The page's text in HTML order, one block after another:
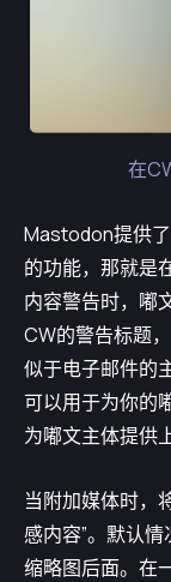
在
Mastodon提供
的功能，那就是
内容警告时，嘟
CW的警告标题
似于电子邮件的
可以用于为你的
为嘟文主体提供
当附加媒体时，
感内容”。默认
缩略图后面。在